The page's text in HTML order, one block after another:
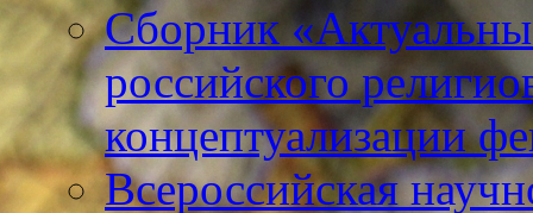
Сборник
российского
концептуализации
Всероссийская